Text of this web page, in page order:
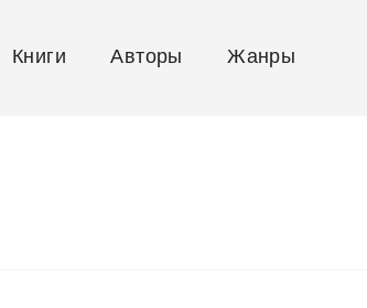
Книги Авторы Жанры